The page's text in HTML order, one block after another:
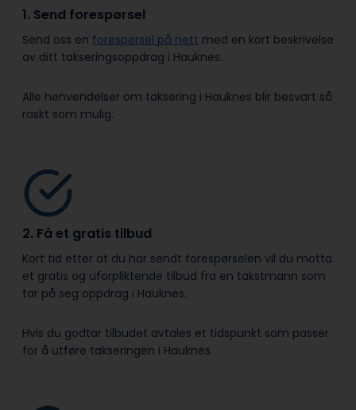
1. Send forespørsel
Send oss en forespørsel på nett med en kort beskrivelse
av ditt takseringsoppdrag i Hauknes.
Alle henvendelser om taksering i Hauknes blir besvart så
raskt som mulig.
2. Få et gratis tilbud
Kort tid etter at du har sendt forespørselen vil du motta
et gratis og uforpliktende tilbud fra en takstmann som
tar på seg oppdrag i Hauknes.
Hvis du godtar tilbudet avtales et tidspunkt som passer
for å utføre takseringen i Hauknes.